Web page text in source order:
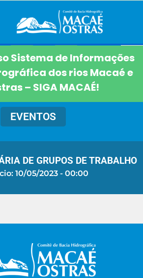
Sistema de Informações
dos rios Macaé e
– SIGA MACAÉ!
EVENTOS
DE GRUPOS DE TRABALHO
10/05/2023 - 00:00